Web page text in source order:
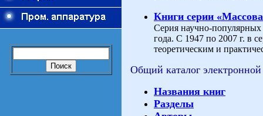
Книги серии
Серия научно-
года. С 1947 по 2007 г. в
теоретическим и
Общий каталог
Названия книг
Разделы